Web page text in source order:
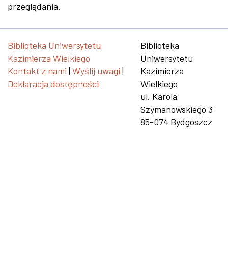
przeglądania.
Biblioteka Uniwersytetu
Kazimierza Wielkiego
Kontakt z nami | Wyślij uwagi |
Deklaracja dostępności
Biblioteka
Uniwersytetu
Kazimierza
Wielkiego
ul. Karola
Szymanowskiego 3
85-074 Bydgoszcz